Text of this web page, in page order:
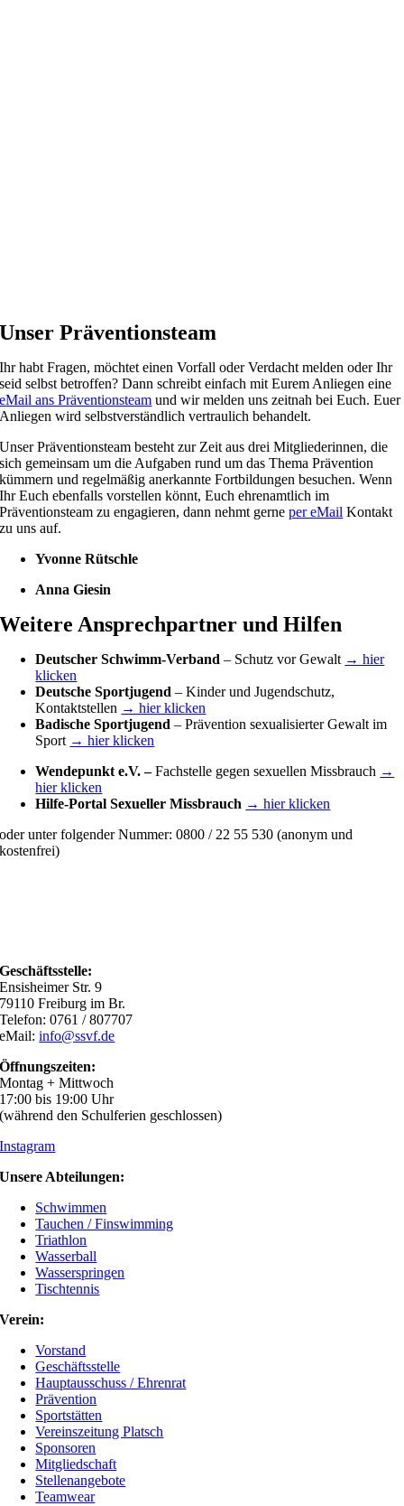
Unser Präventionsteam
Ihr habt Fragen, möchtet einen Vorfall oder Verdacht melden oder Ihr
seid selbst betroffen? Dann schreibt einfach mit Eurem Anliegen eine
eMail ans Präventionsteam und wir melden uns zeitnah bei Euch. Euer
Anliegen wird selbstverständlich vertraulich behandelt.
Unser Präventionsteam besteht zur Zeit aus drei Mitgliederinnen, die
sich gemeinsam um die Aufgaben rund um das Thema Prävention
kümmern und regelmäßig anerkannte Fortbildungen besuchen. Wenn
Ihr Euch ebenfalls vorstellen könnt, Euch ehrenamtlich im
Präventionsteam zu engagieren, dann nehmt gerneper eMail Kontakt
zu uns auf.
Yvonne Rütschle
Anna Giesin
Weitere Ansprechpartner und Hilfen
Deutscher Schwimm-Verband – Schutz vor Gewalt → hier
klicken
Deutsche Sportjugend – Kinder und Jugendschutz,
Kontaktstellen → hier klicken
Badische Sportjugend – Prävention sexualisierter Gewalt im
Sport → hier klicken
Wendepunkt e.V. –Fachstelle gegen sexuellen Missbrauch →
hier klicken
Hilfe-Portal Sexueller Missbrauch → hier klicken
oder unter folgender Nummer: 0800 / 22 55 530 (anonym und
kostenfrei)
Geschäftsstelle:
Ensisheimer Str. 9
79110 Freiburg im Br.
Telefon: 0761 / 807707
eMail:info@ssvf.de
Öffnungszeiten:
Montag + Mittwoch
17:00 bis 19:00 Uhr
(während den Schulferien geschlossen)
Instagram
Unsere Abteilungen:
Schwimmen
Tauchen / Finswimming
Triathlon
Wasserball
Wasserspringen
Tischtennis
Verein:
Vorstand
Geschäftsstelle
Hauptausschuss / Ehrenrat
Prävention
Sportstätten
Vereinszeitung Platsch
Sponsoren
Mitgliedschaft
Stellenangebote
Teamwear